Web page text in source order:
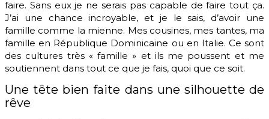
faire. Sans eux je ne serais pas capable de faire tout ça.
J’ai une chance incroyable, et je le sais, d’avoir une
famille comme la mienne. Mes cousines, mes tantes, ma
famille en République Dominicaine ou en Italie. Ce sont
des cultures très « famille » et ils me poussent et me
soutiennent dans tout ce que je fais, quoi que ce soit.
Une tête bien faite dans une silhouette de
rêve